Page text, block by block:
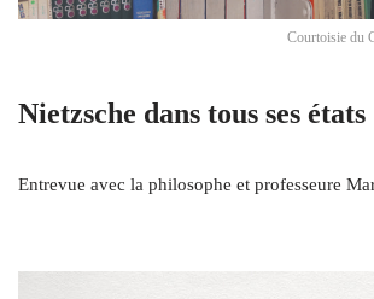
Courtoisie du
Nietzsche dans tous ses états
Entrevue avec la philosophe et professeure